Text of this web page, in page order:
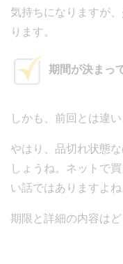
気持ちになりますが
ります。
期間が決まっ
しかも、前回とは違
やはり、品切れ状態
しょうね。ネットで
い話ではありますよね
期限と詳細の内容は